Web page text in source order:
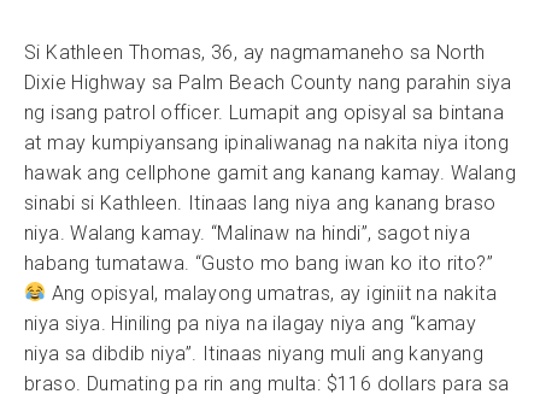
Si Kathleen Thomas, 36, ay nagmamaneho sa North
Dixie Highway sa Palm Beach County nang parahin siya
ng isang patrol officer. Lumapit ang opisyal sa bintana
at may kumpiyansang ipinaliwanag na nakita niya itong
hawak ang cellphone gamit ang kanang kamay. Walang
sinabi si Kathleen. Itinaas lang niya ang kanang braso
niya. Walang kamay. “Malinaw na hindi”, sagot niya
habang tumatawa. “Gusto mo bang iwan ko ito rito?”
Ang opisyal, malayong umatras, ay iginiit na nakita
niya siya. Hiniling pa niya na ilagay niya ang “kamay
niya sa dibdib niya”. Itinaas niyang muli ang kanyang
braso. Dumating pa rin ang multa: $116 dollars para sa